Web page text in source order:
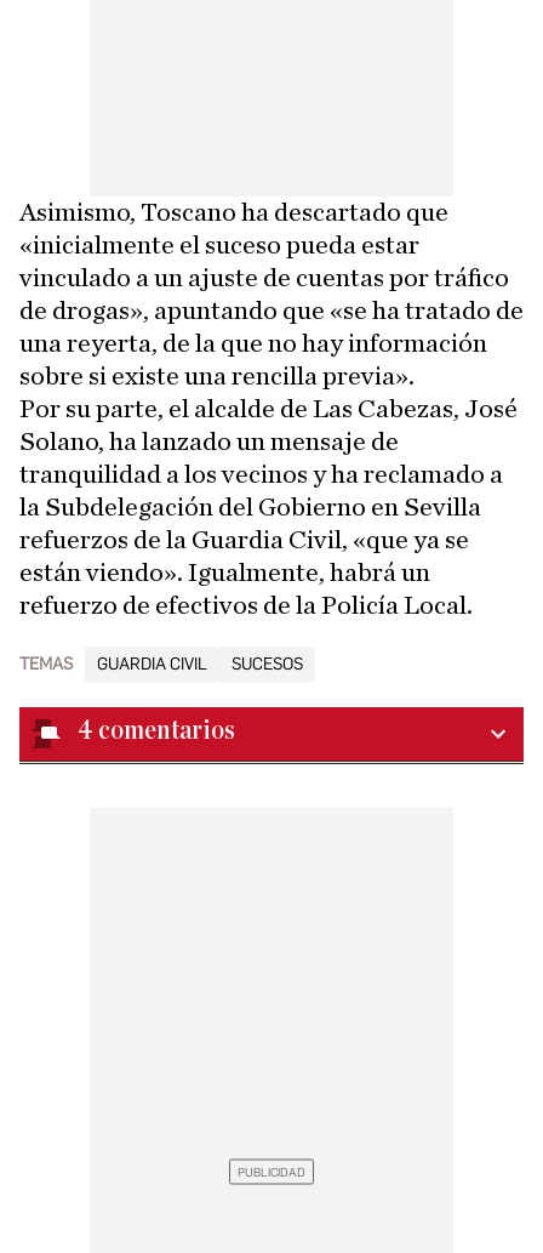
Asimismo, Toscano ha descartado que
«inicialmente el suceso pueda estar
vinculado a un ajuste de cuentas por tráfico
de drogas», apuntando que «se ha tratado de
una reyerta, de la que no hay información
sobre si existe una rencilla previa».
Por su parte, el alcalde de Las Cabezas, José
Solano, ha lanzado un mensaje de
tranquilidad a los vecinos y ha reclamado a
la Subdelegación del Gobierno en Sevilla
refuerzos de la Guardia Civil, «que ya se
están viendo». Igualmente, habrá un
refuerzo de efectivos de la Policía Local.
TEMAS GUARDIA CIVIL SUCESOS
4 comentarios